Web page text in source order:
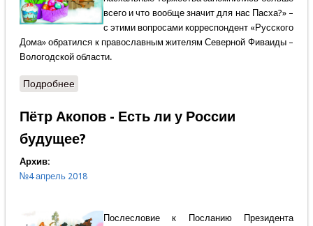
всего и что вообще значит для нас Пасха?» –
с этими вопросами корреспондент «Русского
Дома» обратился к православным жителям Северной Фиваиды –
Вологодской области.
Подробнеео Пётр Давыдов - Слёзы, радость, торжество!
Пётр Акопов - Есть ли у России
будущее?
Архив:
№4 апрель 2018
Послесловие к Посланию Президента